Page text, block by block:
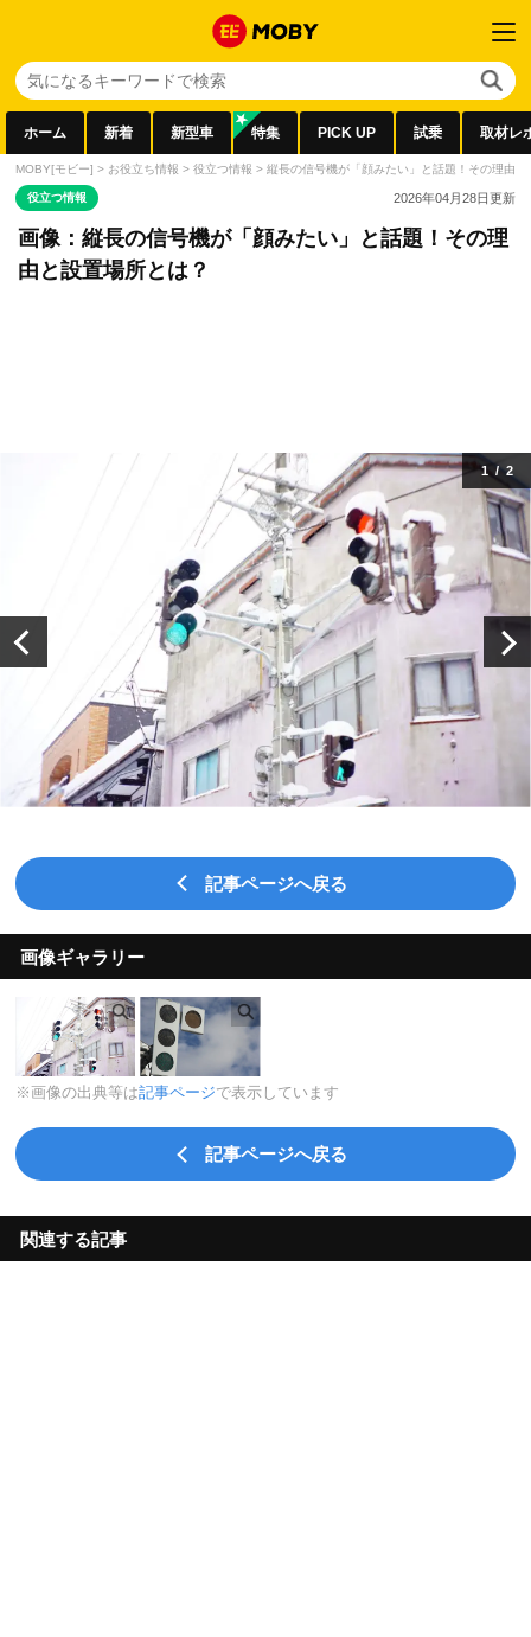
ホーム 新着 新型車 特集 PICK UP 試乗 取材レ
MOBY[モビー] > お役立ち情報 > 役立つ情報 > 縦長の信号機が「顔みたい」と話題！その理由と
役立つ情報 2026年04月28日更新
画像：縦長の信号機が「顔みたい」と話題！その理
由と設置場所とは？
1/2
記事ページへ戻る
画像ギャラリー
※画像の出典等は記事ページで表示しています
記事ページへ戻る
関連する記事